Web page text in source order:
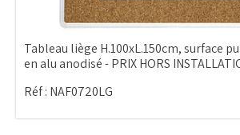
Tableau liège H.100xL.150cm, surface
en alu anodisé - PRIX HORS
Réf : NAF0720LG